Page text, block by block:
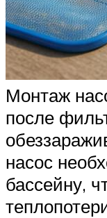
Монтаж
после
насос
бассейну,